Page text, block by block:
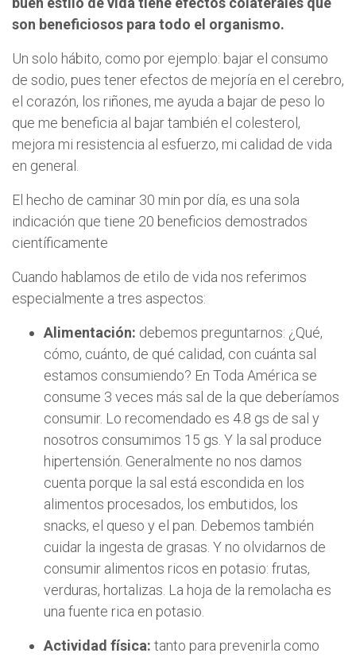
son beneficiosos para todo el organismo.
Un solo hábito, como por ejemplo: bajar el consumo
de sodio, pues tener efectos de mejoría en el cerebro,
el corazón, los riñones, me ayuda a bajar de peso lo
que me beneficia al bajar también el colesterol,
mejora mi resistencia al esfuerzo, mi calidad de vida
en general.
El hecho de caminar 30 min por día, es una sola
indicación que tiene 20 beneficios demostrados
científicamente
Cuando hablamos de etilo de vida nos referimos
especialmente a tres aspectos:
Alimentación: debemos preguntarnos: ¿Qué,
cómo, cuánto, de qué calidad, con cuánta sal
estamos consumiendo? En Toda América se
consume 3 veces más sal de la que deberíamos
consumir. Lo recomendado es 4.8 gs de sal y
nosotros consumimos 15 gs. Y la sal produce
hipertensión. Generalmente no nos damos
cuenta porque la sal está escondida en los
alimentos procesados, los embutidos, los
snacks, el queso y el pan. Debemos también
cuidar la ingesta de grasas. Y no olvidarnos de
consumir alimentos ricos en potasio: frutas,
verduras, hortalizas. La hoja de la remolacha es
una fuente rica en potasio.
Actividad física: tanto para prevenirla como